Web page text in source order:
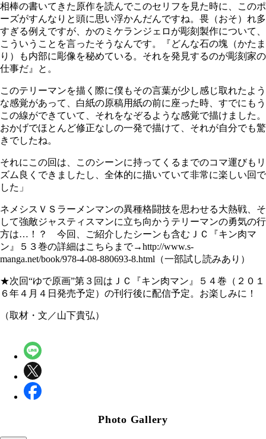
相棒の書いてきた原作を読んでこのセリフを見た時に、このポ
ーズがすんなりと頭に思い浮かんだんですね。畏（おそ）れ多
すぎる例えですが、かのミケランジェロが彫刻製作について、
こういうことを言ったそうなんです。『どんな石の塊（かたま
り）も内部に彫像を秘めている。それを発見するのが彫刻家の
仕事だ』と。
このテリーマンを描く際に僕もその言葉が少し感じ取れたよう
な感覚があって、白紙の原稿用紙の前に座った時、すでにもう
この線ができていて、それをなぞるような感覚で描けました。
おかげでほとんど修正なしの一発で描けて、それが自分でも驚
きでしたね。
それにこの回は、このシーンに持ってくるまでのコマ運びもリ
ズム良くできましたし、全体的に描いていて非常に楽しい回で
した」
ネメシスＶＳラーメンマンの異種格闘技を思わせる大熱戦、そ
して強敵ジャスティスマンに立ち向かうテリーマンの勇気の行
方は…！？ 今回、ご紹介したシーンも含むＪＣ『キン肉マ
ン』５３巻の詳細はこちらまで→http://www.s-
manga.net/book/978-4-08-880693-8.html（一部試し読みあり）
★次回“ゆで原画”第３回はＪＣ『キン肉マン』５４巻（２０１
６年４月４日発売予定）の刊行後に配信予定。お楽しみに！
（取材・文／山下貴弘）
Photo Gallery